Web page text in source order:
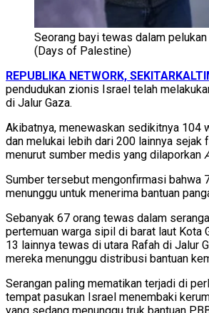
Seorang bayi tewas dalam pelukan
(Days of Palestine)
REPUBLIKA NETWORK,
pendudukan zionis Israel telah
di Jalur Gaza.
Akibatnya, menewaskan sedikitnya 104
dan melukai lebih dari 200 lainnya sejak
menurut sumber medis yang dilaporkan
Sumber tersebut mengonfirmasi bahwa
menunggu untuk menerima bantuan
Sebanyak 67 orang tewas dalam
pertemuan warga sipil di barat laut Kota
13 lainnya tewas di utara Rafah di Jalur
mereka menunggu distribusi bantuan
Serangan paling mematikan terjadi di
tempat pasukan Israel menembaki
yang sedang menunggu truk bantuan